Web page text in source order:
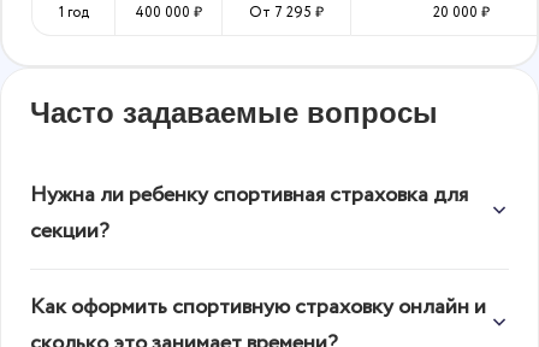
1 год 400 000 ₽ От 7 295 ₽ 20 000 ₽
Часто задаваемые вопросы
Нужна ли ребенку спортивная страховка для
секции?
или футболу возможны травмы — от растяжений
Как оформить спортивную страховку онлайн и